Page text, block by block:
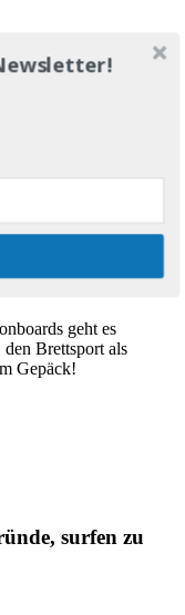
ab und zu ins Line-Up
2.jpg
Balance #7:
geht es
Brettsport als
Gepäck!
surfen zu